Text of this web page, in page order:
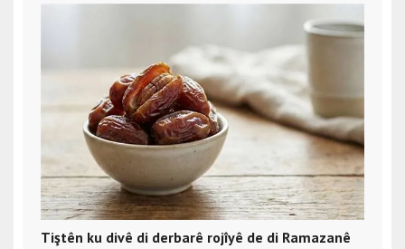
Tiştên ku divê di derbarê rojîyê de di Ramazanê